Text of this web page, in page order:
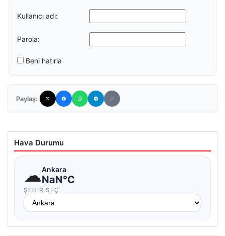
Kullanıcı adı:
Parola:
Beni hatırla
Paylaş:
Hava Durumu
☁Ankara
NaN°C
ŞEHIR SEÇ